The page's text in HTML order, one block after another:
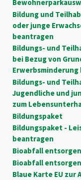
Bildung und
oder junge
beantragen
Bildungs- und
bei Bezug von
Bildungs- und
Jugendliche und
zum
Bildungspaket
Bildungspaket -
beantragen
Bioabfall entsorgen
Bioabfall entsorgen
Blaue Karte EU